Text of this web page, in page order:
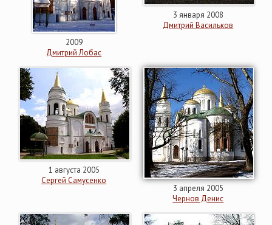
2009
Дмитрий Лобас
3 января 2008
Дмитрий Васильков
1 августа 2005
Сергей Самусенко
3 апреля 2005
Чернов Денис